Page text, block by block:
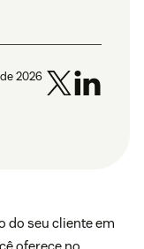
2026
do seu cliente em